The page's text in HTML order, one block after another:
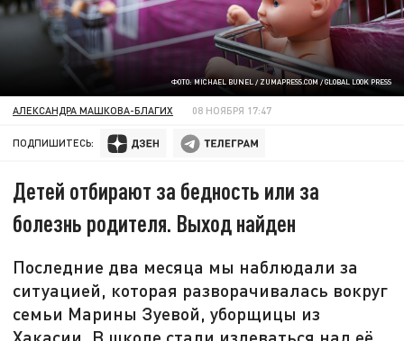
ФОТО: MICHAEL BUNEL / ZUMAPRESS.COM / GLOBAL LOOK PRESS
АЛЕКСАНДРА МАШКОВА-БЛАГИХ 08 НОЯБРЯ 17:47
ПОДПИШИТЕСЬ:
Детей отбирают за бедность или за
болезнь родителя. Выход найден
Последние два месяца мы наблюдали за
ситуацией, которая разворачивалась вокруг
семьи Марины Зуевой, уборщицы из
Хакасии. В школе стали издеваться над её